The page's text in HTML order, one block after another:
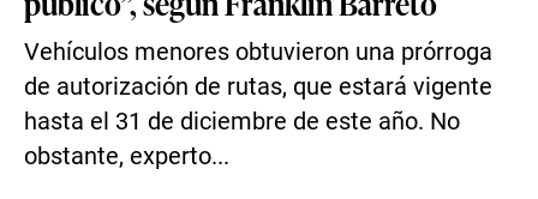
Vehículos menores obtuvieron una prórroga
de autorización de rutas, que estará vigente
hasta el 31 de diciembre de este año. No
obstante, experto...